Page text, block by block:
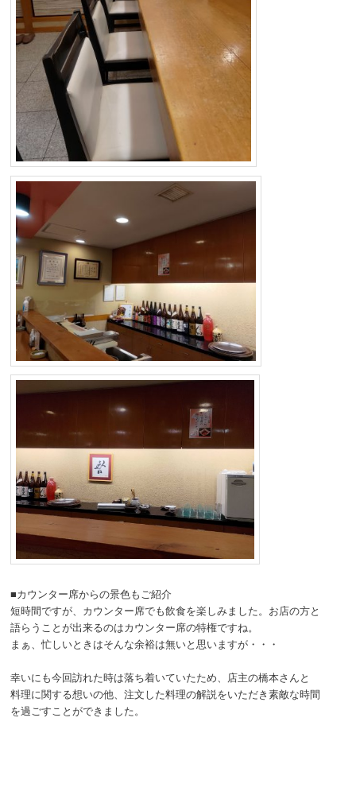
■カウンター席からの景色もご紹介
短時間ですが、カウンター席でも飲食を楽しみました。お店の方と
語らうことが出来るのはカウンター席の特権ですね。
まぁ、忙しいときはそんな余裕は無いと思いますが・・・
幸いにも今回訪れた時は落ち着いていたため、店主の橋本さんと
料理に関する想いの他、注文した料理の解説をいただき素敵な時間
を過ごすことができました。